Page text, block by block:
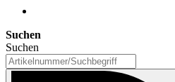
Suchen
Suchen